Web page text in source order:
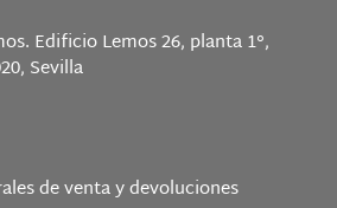
Edificio Lemos 26, planta 1°,
Sevilla
de venta y devoluciones